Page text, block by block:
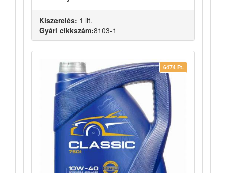
Kiszerelés: 1 lit.
Gyári cikkszám:8103-1
6474 Ft.